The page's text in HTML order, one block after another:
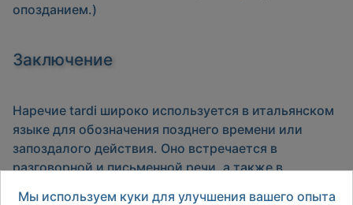
опозданием.)
Заключение
Наречие tardi широко используется в итальянском
языке для обозначения позднего времени или
запоздалого действия. Оно встречается в
разговорной и письменной речи, а также в
Мы используем куки для улучшения вашего опыта